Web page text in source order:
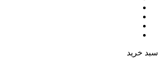
سبد خرید